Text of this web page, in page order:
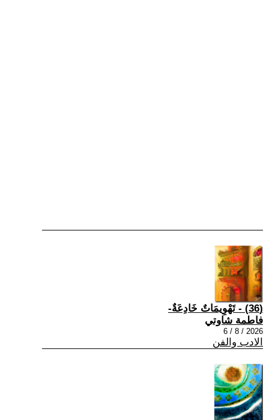
(36) - تَهْوِيمَاتٌ خَادِعَةٌ-
فاطمة شاوتي
2026 / 8 / 6
الادب والفن